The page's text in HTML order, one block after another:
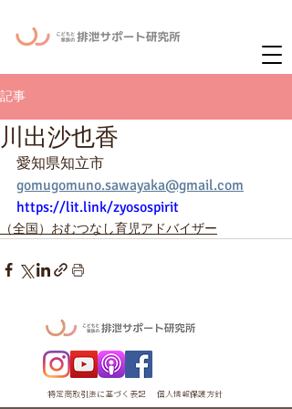
記事
川出沙也香
愛知県知立市
gomugomuno.sawayaka@gmail.com
https://lit.link/zyosospirit
（全国）おむつなし育児アドバイザー
特定商取引法に基づく表記 個人情報保護方針